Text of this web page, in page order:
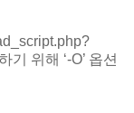
위해 ‘-O’ 옵션